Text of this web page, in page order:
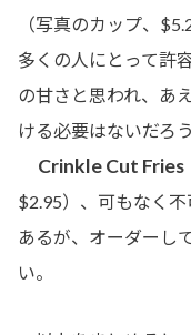
（写真のカップ、
多くの人にとって許
の甘さと思われ、あ
ける必要はないだろう
Crinkle Cut Fries
$2.95）、可もなく
あるが、オーダーし
い。